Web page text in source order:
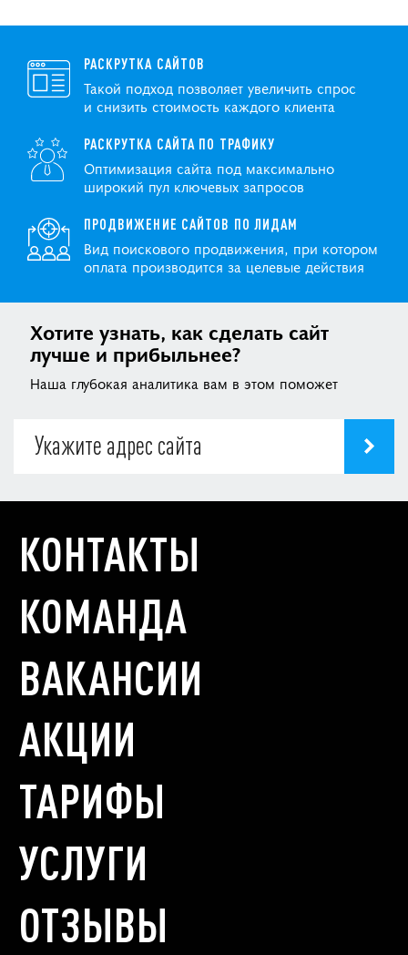
РАСКРУТКА САЙТОВ
Такой подход позволяет увеличить спрос
и снизить стоимость каждого клиента
РАСКРУТКА САЙТА ПО ТРАФИКУ
Оптимизация сайта под максимально
широкий пул ключевых запросов
ПРОДВИЖЕНИЕ САЙТОВ ПО ЛИДАМ
Вид поискового продвижения, при котором
оплата производится за целевые действия
Хотите узнать, как сделать сайт
лучше и прибыльнее?
Наша глубокая аналитика вам в этом поможет
КОНТАКТЫ
КОМАНДА
ВАКАНСИИ
АКЦИИ
ТАРИФЫ
УСЛУГИ
ОТЗЫВЫ